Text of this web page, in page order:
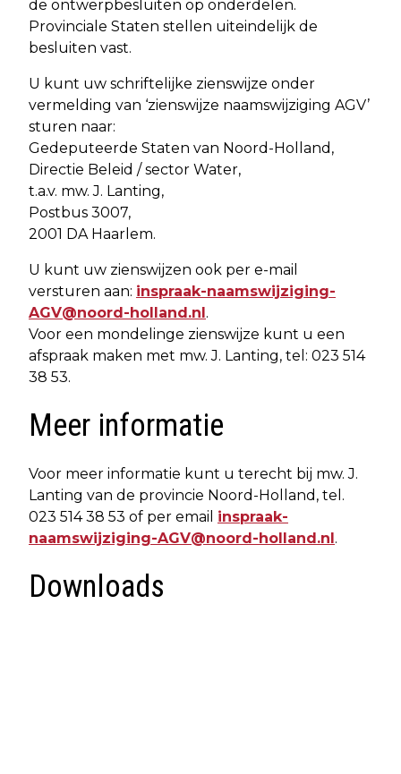
de ontwerpbesluiten op onderdelen.
Provinciale Staten stellen uiteindelijk de
besluiten vast.
U kunt uw schriftelijke zienswijze onder
vermelding van ‘zienswijze naamswijziging AGV’
sturen naar:
Gedeputeerde Staten van Noord-Holland,
Directie Beleid / sector Water,
t.a.v. mw. J. Lanting,
Postbus 3007,
2001 DA Haarlem.
U kunt uw zienswijzen ook per e-mail
versturen aan: inspraak-naamswijziging-
AGV@noord-holland.nl.
Voor een mondelinge zienswijze kunt u een
afspraak maken met mw. J. Lanting, tel: 023 514
38 53.
Meer informatie
Voor meer informatie kunt u terecht bij mw. J.
Lanting van de provincie Noord-Holland, tel.
023 514 38 53 of per email inspraak-
naamswijziging-AGV@noord-holland.nl.
Downloads